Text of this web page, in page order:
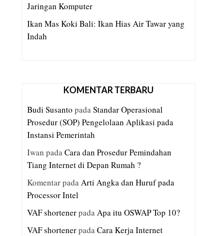
Jaringan Komputer
Ikan Mas Koki Bali: Ikan Hias Air Tawar yang
Indah
KOMENTAR TERBARU
Budi Susanto padaStandar Operasional
Prosedur (SOP) Pengelolaan Aplikasi pada
Instansi Pemerintah
Iwan padaCara dan Prosedur Pemindahan
Tiang Internet di Depan Rumah ?
KomentarpadaArti Angka dan Huruf pada
Processor Intel
VAF shortenerpadaApa itu OSWAP Top 10?
VAF shortenerpadaCara Kerja Internet